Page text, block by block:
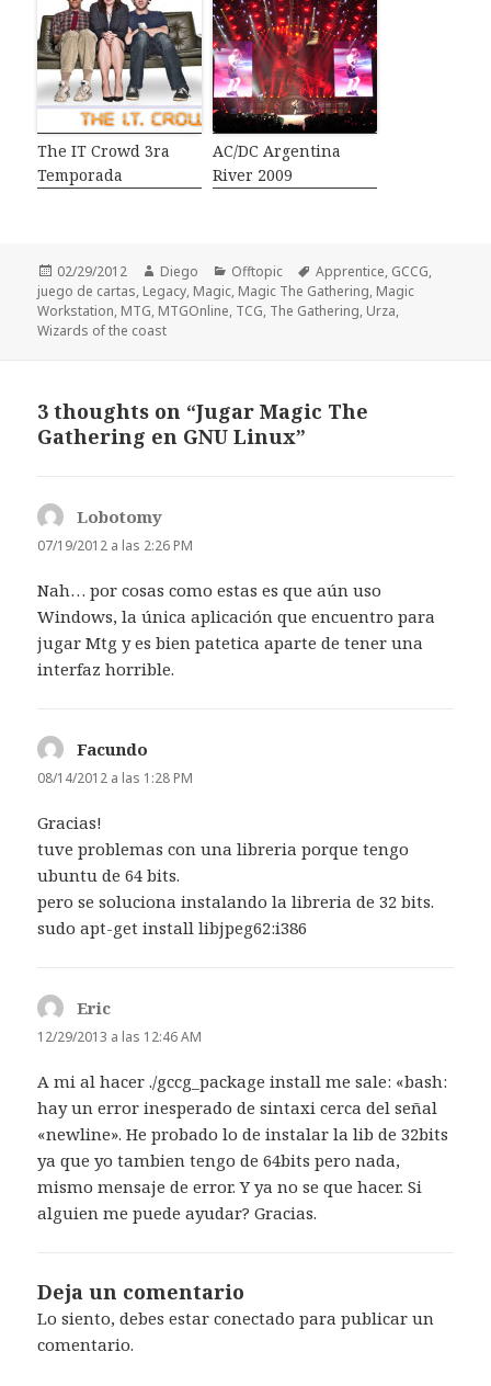
The IT Crowd 3ra
Temporada
AC/DC Argentina
River 2009
Publicado
el
02/29/2012 Autor
Diego Categorías
Offtopic Etiquetas
Apprentice, GCCG,
juego de cartas, Legacy, Magic, Magic The Gathering, Magic
Workstation, MTG, MTGOnline, TCG, The Gathering, Urza,
Wizards of the coast
3 thoughts on “Jugar Magic The
Gathering en GNU Linux”
Lobotomy
07/19/2012 a las 2:26 PM
Nah… por cosas como estas es que aún uso
Windows, la única aplicación que encuentro para
jugar Mtg y es bien patetica aparte de tener una
interfaz horrible.
Facundo
08/14/2012 a las 1:28 PM
Gracias!
tuve problemas con una libreria porque tengo
ubuntu de 64 bits.
pero se soluciona instalando la libreria de 32 bits.
sudo apt-get install libjpeg62:i386
Eric
12/29/2013 a las 12:46 AM
A mi al hacer ./gccg_package install me sale: «bash:
hay un error inesperado de sintaxi cerca del señal
«newline». He probado lo de instalar la lib de 32bits
ya que yo tambien tengo de 64bits pero nada,
mismo mensaje de error. Y ya no se que hacer. Si
alguien me puede ayudar? Gracias.
Deja un comentario
Lo siento, debes estarconectado para publicar un
comentario.